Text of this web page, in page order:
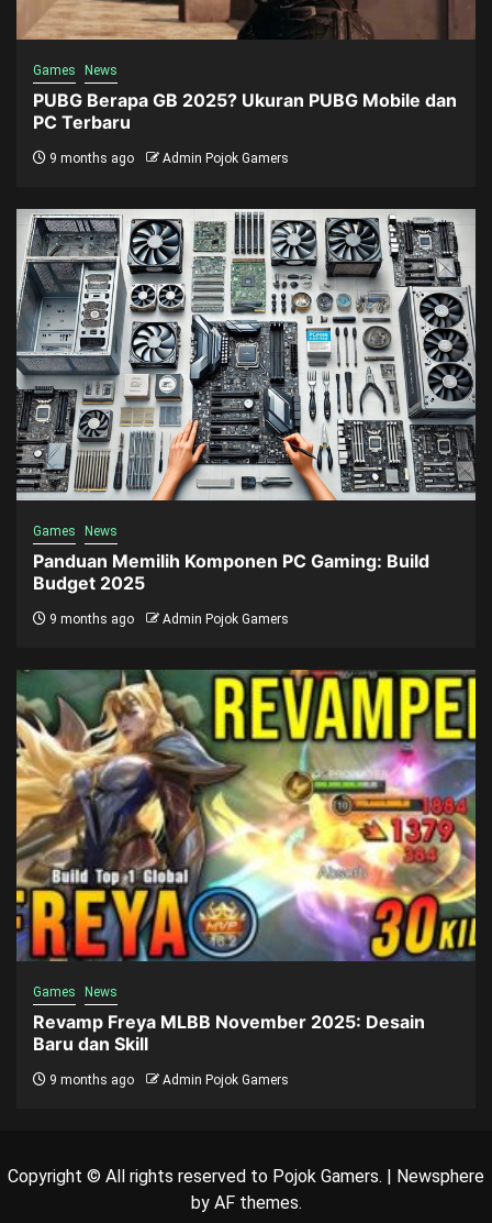
Games News
PUBG Berapa GB 2025? Ukuran PUBG Mobile dan
PC Terbaru
9 months ago Admin Pojok Gamers
Games News
Panduan Memilih Komponen PC Gaming: Build
Budget 2025
9 months ago Admin Pojok Gamers
Games News
Revamp Freya MLBB November 2025: Desain
Baru dan Skill
9 months ago Admin Pojok Gamers
Copyright © All rights reserved to Pojok Gamers. | Newsphere
by AF themes.